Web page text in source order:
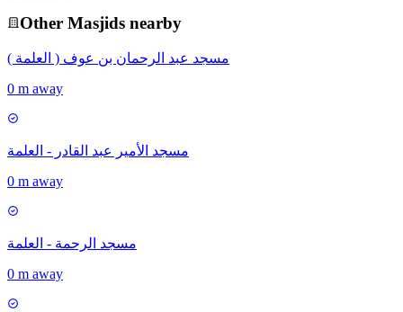
Other Masjids nearby
مسجد عبد الرحمان بن عوف ( العلمة )
0 m away
مسجد الأمير عبد القادر - العلمة
0 m away
مسجد الرحمة - العلمة
0 m away